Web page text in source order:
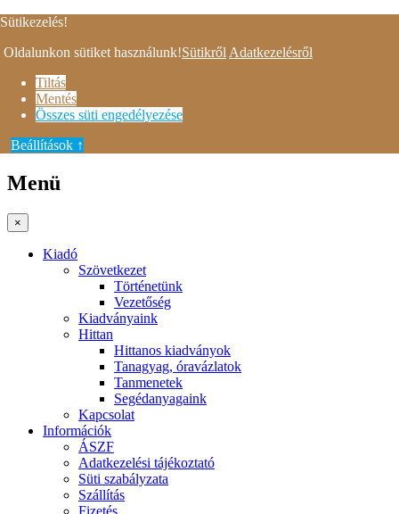
Menü
×
Kiadó
Szövetkezet
Történetünk
Vezetőség
Kiadványaink
Hittan
Hittanos kiadványok
Tanagyag, óravázlatok
Tanmenetek
Segédanyagaink
Kapcsolat
Információk
ÁSZF
Adatkezelési tájékoztató
Süti szabályzata
Szállítás
Fizetés